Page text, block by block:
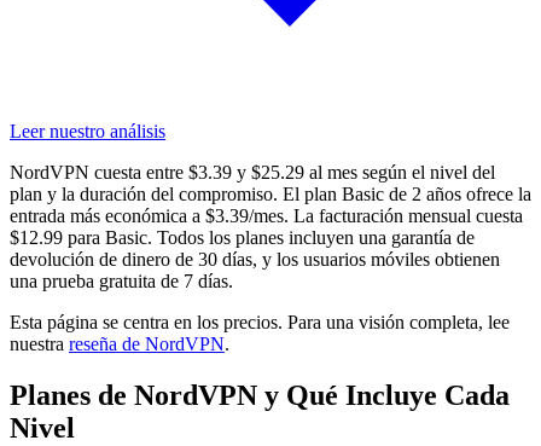
Leer nuestro análisis
NordVPN cuesta entre $3.39 y $25.29 al mes según el nivel del
plan y la duración del compromiso. El plan Basic de 2 años ofrece la
entrada más económica a $3.39/mes. La facturación mensual cuesta
$12.99 para Basic. Todos los planes incluyen una garantía de
devolución de dinero de 30 días, y los usuarios móviles obtienen
una prueba gratuita de 7 días.
Esta página se centra en los precios. Para una visión completa, lee
nuestra reseña de NordVPN.
Planes de NordVPN y Qué Incluye Cada
Nivel